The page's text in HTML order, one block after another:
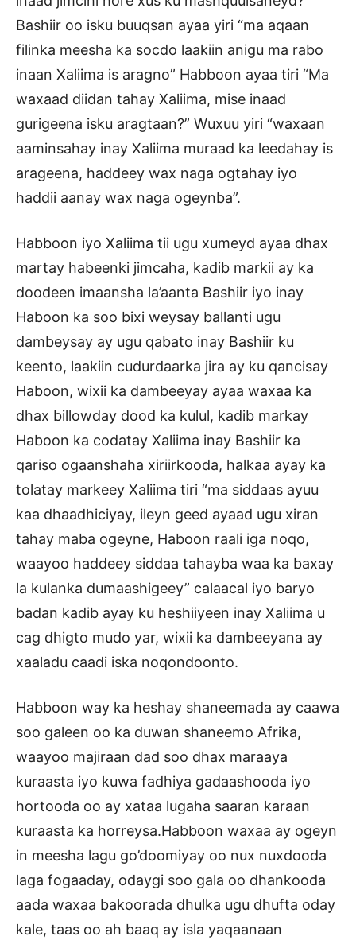
Bashiir oo isku buuqsan ayaa yiri “ma aqaan
filinka meesha ka socdo laakiin anigu ma rabo
inaan Xaliima is aragno” Habboon ayaa tiri “Ma
waxaad diidan tahay Xaliima, mise inaad
gurigeena isku aragtaan?” Wuxuu yiri “waxaan
aaminsahay inay Xaliima muraad ka leedahay is
arageena, haddeey wax naga ogtahay iyo
haddii aanay wax naga ogeynba”.
Habboon iyo Xaliima tii ugu xumeyd ayaa dhax
martay habeenki jimcaha, kadib markii ay ka
doodeen imaansha la’aanta Bashiir iyo inay
Haboon ka soo bixi weysay ballanti ugu
dambeysay ay ugu qabato inay Bashiir ku
keento, laakiin cudurdaarka jira ay ku qancisay
Haboon, wixii ka dambeeyay ayaa waxaa ka
dhax billowday dood ka kulul, kadib markay
Haboon ka codatay Xaliima inay Bashiir ka
qariso ogaanshaha xiriirkooda, halkaa ayay ka
tolatay markeey Xaliima tiri “ma siddaas ayuu
kaa dhaadhiciyay, ileyn geed ayaad ugu xiran
tahay maba ogeyne, Haboon raali iga noqo,
waayoo haddeey siddaa tahayba waa ka baxay
la kulanka dumaashigeey” calaacal iyo baryo
badan kadib ayay ku heshiiyeen inay Xaliima u
cag dhigto mudo yar, wixii ka dambeeyana ay
xaaladu caadi iska noqondoonto.
Habboon way ka heshay shaneemada ay caawa
soo galeen oo ka duwan shaneemo Afrika,
waayoo majiraan dad soo dhax maraaya
kuraasta iyo kuwa fadhiya gadaashooda iyo
hortooda oo ay xataa lugaha saaran karaan
kuraasta ka horreysa.Habboon waxaa ay ogeyn
in meesha lagu go’doomiyay oo nux nuxdooda
laga fogaaday, odaygi soo gala oo dhankooda
aada waxaa bakoorada dhulka ugu dhufta oday
kale, taas oo ah baaq ay isla yaqaanaan